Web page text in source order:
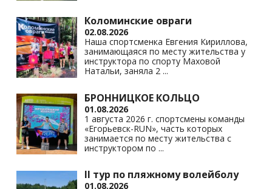
Коломинские овраги
02.08.2026
Наша спортсменка Евгения Кириллова,
занимающаяся по месту жительства у
инструктора по спорту Маховой
Натальи, заняла 2 ...
БРОННИЦКОЕ КОЛЬЦО
01.08.2026
1 августа 2026 г. спортсмены команды
«Егорьевск-RUN», часть которых
занимается по месту жительства с
инструктором по ...
II тур по пляжному волейболу
01.08.2026